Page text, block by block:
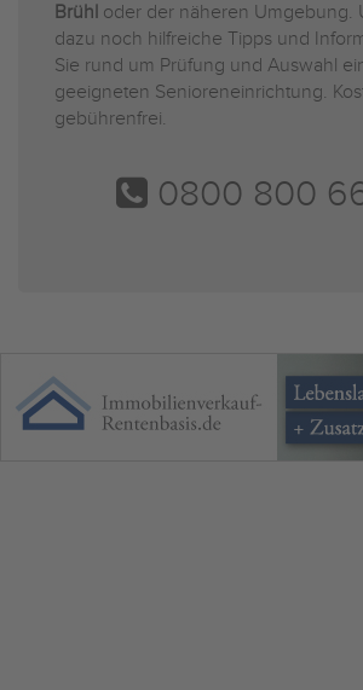
Brühl oder der näheren Umgebung.
dazu noch hilfreiche Tipps und
Sie rund um Prüfung und Auswahl
geeigneten Senioreneinrichtung.
gebührenfrei.
0800 800